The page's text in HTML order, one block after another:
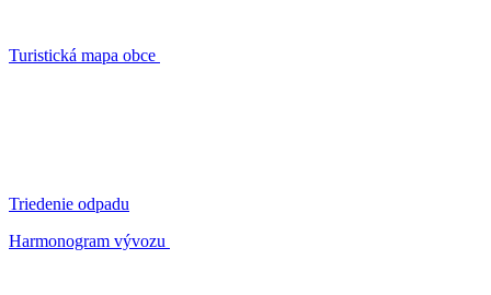
Turistická mapa obce
Triedenie odpadu
Harmonogram vývozu